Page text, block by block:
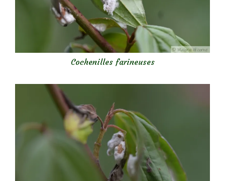
Cochenilles farineuses